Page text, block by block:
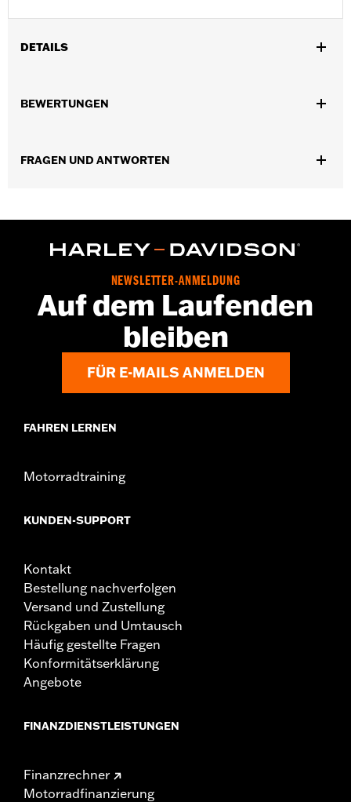
DETAILS
Funktionsmerkmale:
Einstellbare Laschen,Reflektierend
Herkunft:Importiert
BEWERTUNGEN
FRAGEN UND ANTWORTEN
NEWSLETTER-ANMELDUNG
Auf dem Laufenden
bleiben
FÜR E-MAILS ANMELDEN
FAHREN LERNEN
Motorradtraining
KUNDEN-SUPPORT
Kontakt
Bestellung nachverfolgen
Versand und Zustellung
Rückgaben und Umtausch
Häufig gestellte Fragen
Konformitätserklärung
Angebote
FINANZDIENSTLEISTUNGEN
Finanzrechner
Motorradfinanzierung